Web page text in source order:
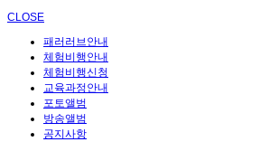
CLOSE
패러러브안내
체험비행안내
체험비행신청
교육과정안내
포토앨범
방송앨범
공지사항